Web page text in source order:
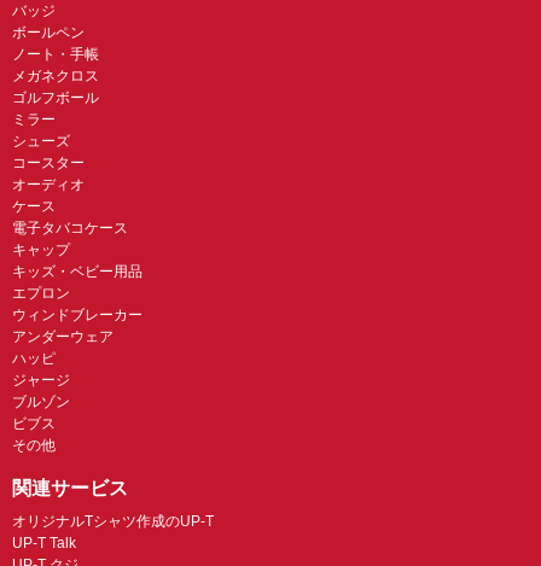
バッジ
ボールペン
ノート・手帳
メガネクロス
ゴルフボール
ミラー
シューズ
コースター
オーディオ
ケース
電子タバコケース
キャップ
キッズ・ベビー用品
エプロン
ウィンドブレーカー
アンダーウェア
ハッピ
ジャージ
ブルゾン
ビブス
その他
関連サービス
オリジナルTシャツ作成のUP-T
UP-T Talk